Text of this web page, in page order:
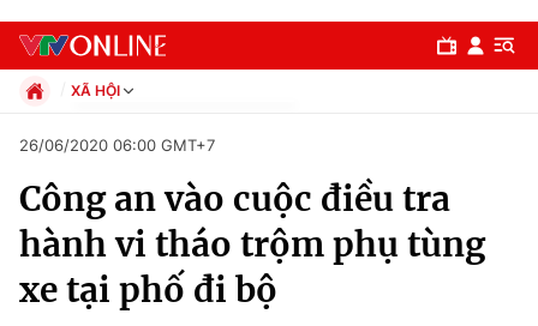
Chuyên mục
Chính trị
XÃ HỘI
Xã hội
Pháp luật
Kinh tế
Thể thao
Truyền hình
Văn hóa - Giải trí
26/06/2020 06:00 GMT+7
Công an vào cuộc điều tra
hành vi tháo trộm phụ tùng
xe tại phố đi bộ